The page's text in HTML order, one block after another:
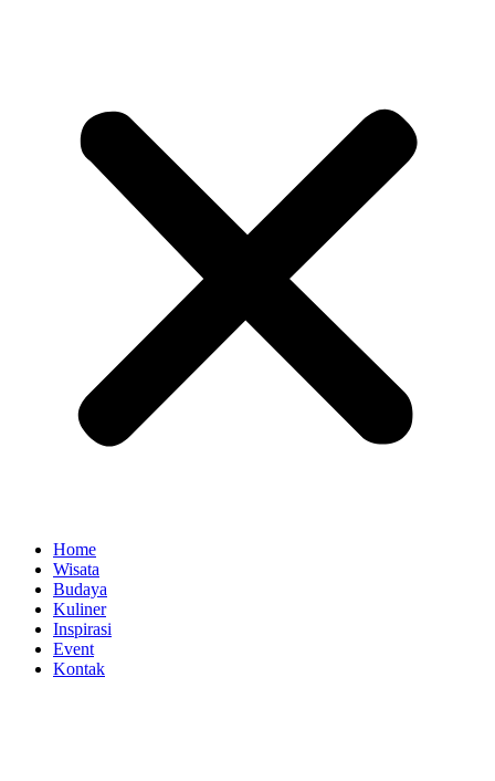
Home
Wisata
Budaya
Kuliner
Inspirasi
Event
Kontak